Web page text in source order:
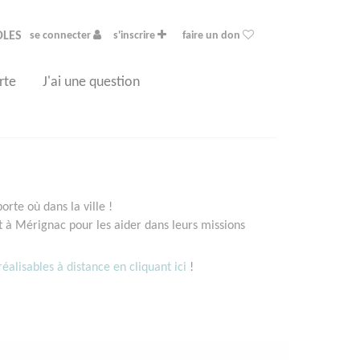
se connecter s'inscrire faire un don
J'ai une question
où dans la ville !
Mérignac pour les aider dans leurs missions
à distance en cliquant ici !